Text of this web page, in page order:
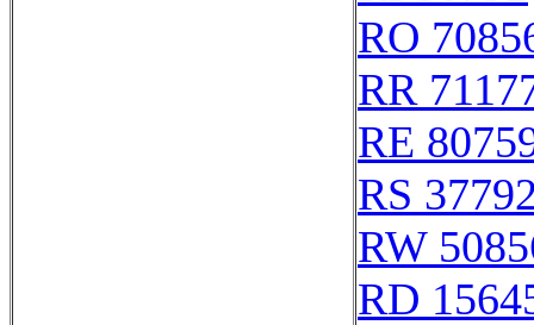
RO
RR
RE
RS
RW
RD